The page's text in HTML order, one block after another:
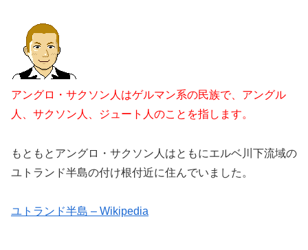
アングロ・サクソン人はゲルマン系の民族で、アングル
人、サクソン人、ジュート人のことを指します。
もともとアングロ・サクソン人はともにエルベ川下流域の
ユトランド半島の付け根付近に住んでいました。
ユトランド半島 – Wikipedia